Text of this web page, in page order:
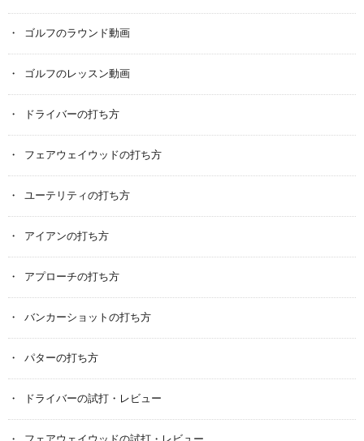
ゴルフのラウンド動画
ゴルフのレッスン動画
ドライバーの打ち方
フェアウェイウッドの打ち方
ユーテリティの打ち方
アイアンの打ち方
アプローチの打ち方
バンカーショットの打ち方
パターの打ち方
ドライバーの試打・レビュー